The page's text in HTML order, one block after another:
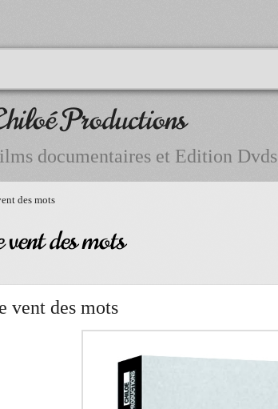
Productions
documentaires et Edition Dvds
des mots
des mots
vent des mots